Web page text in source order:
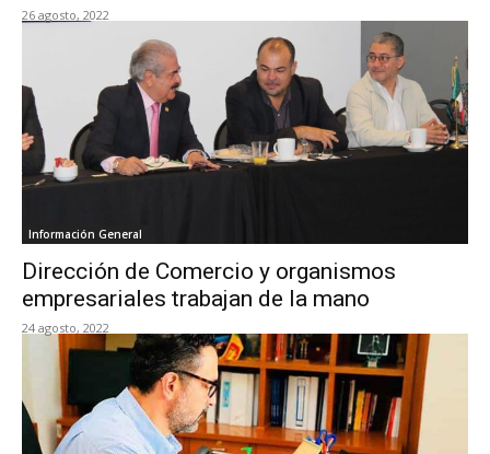
26 agosto, 2022
Información General
Dirección de Comercio y organismos
empresariales trabajan de la mano
24 agosto, 2022